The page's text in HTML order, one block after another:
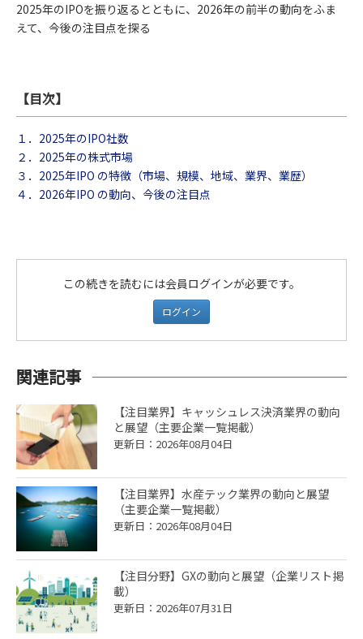
2025年のIPOを振り返るとともに、2026年の前半の動向をふま
えて、今後の注目点を探る
【目次】
１．2025年のIPO社数
２．2025年の株式市場
３．2025年IPO の特徴（市場、規模、地域、業界、業歴）
４．2026年IPO の動向、今後の注目点
この続きを読むには会員ログインが必要です。
ログイン
関連記事
【注目業界】キャッシュレス決済業界の動向
と展望（主要企業一覧掲載）
更新日：2026年08月04日
【注目業界】水産テック業界の動向と展望
（主要企業一覧掲載）
更新日：2026年08月04日
【注目分野】GXの動向と展望（企業リスト掲
載）
更新日：2026年07月31日